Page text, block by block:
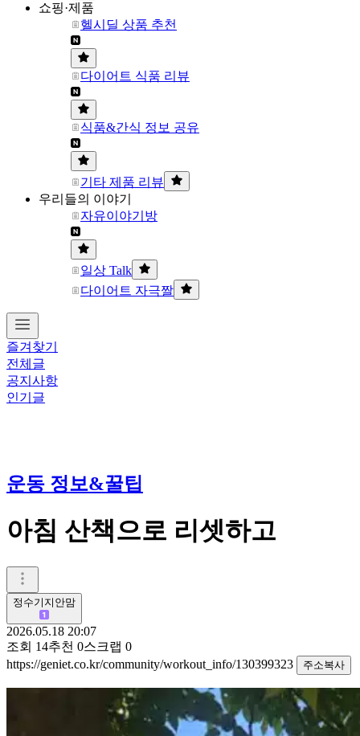
쇼핑·제품
헬시딜 상품 추천
다이어트 식품 리뷰
식품&간식 정보 공유
기타 제품 리뷰
우리들의 이야기
자유이야기방
일상 Talk
다이어트 자극짤
즐겨찾기
전체글
공지사항
인기글
운동 정보&꿀팁
아침 산책으로 리셋하고
정수기지안맘
2026.05.18 20:07
조회 14추천 0스크랩 0
https://geniet.co.kr/community/workout_info/130399323
주소복사